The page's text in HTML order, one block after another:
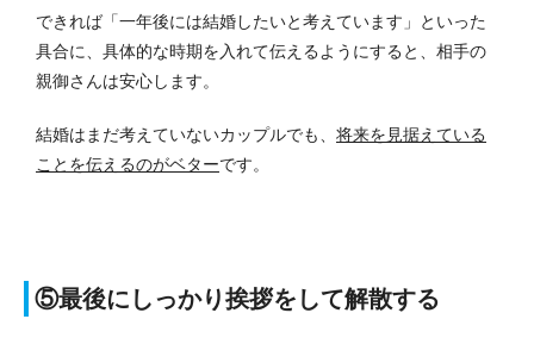
できれば「一年後には結婚したいと考えています」といった
具合に、具体的な時期を入れて伝えるようにすると、相手の
親御さんは安心します。
結婚はまだ考えていないカップルでも、 将来を見据えている
ことを伝えるのがベターです。
⑤最後にしっかり挨拶をして解散する